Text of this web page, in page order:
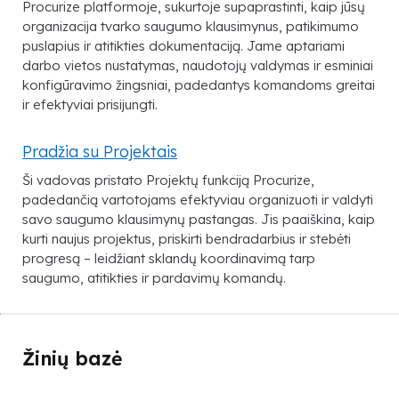
Procurize platformoje, sukurtoje supaprastinti, kaip jūsų
organizacija tvarko saugumo klausimynus, patikimumo
puslapius ir atitikties dokumentaciją. Jame aptariami
darbo vietos nustatymas, naudotojų valdymas ir esminiai
konfigūravimo žingsniai, padedantys komandoms greitai
ir efektyviai prisijungti.
Pradžia su Projektais
Ši vadovas pristato Projektų funkciją Procurize,
padedančią vartotojams efektyviau organizuoti ir valdyti
savo saugumo klausimynų pastangas. Jis paaiškina, kaip
kurti naujus projektus, priskirti bendradarbius ir stebėti
progresą – leidžiant sklandų koordinavimą tarp
saugumo, atitikties ir pardavimų komandų.
Žinių bazė